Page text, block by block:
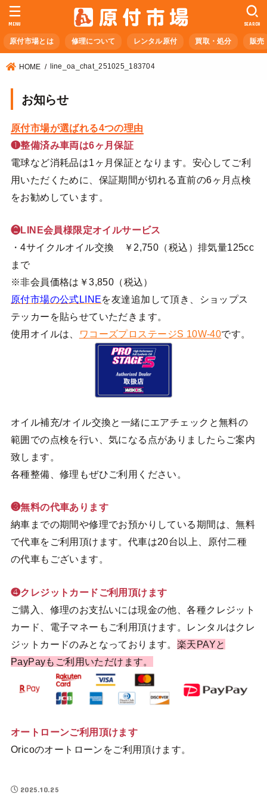
原付市場とは 修理について レンタル原付 買取・処分 販売
SEARCH
MENU
HOME line_oa_chat_251025_183704
お知らせ
原付市場が選ばれる4つの理由
❶整備済み車両は6ヶ月保証
電球など消耗品は1ヶ月保証となります。安心してご利
用いただくために、保証期間が切れる直前の6ヶ月点検
をお勧めしています。
❷LINE会員様限定オイルサービス
・4サイクルオイル交換 ￥2,750（税込）排気量125cc
まで
※非会員価格は￥3,850（税込）
原付市場の公式LINEを友達追加して頂き、ショップス
テッカーを貼らせていただきます。
使用オイルは、
ワコーズプロステージS 10W-40です。
オイル補充/オイル交換と一緒にエアチェックと無料の
範囲での点検を行い、気になる点がありましたらご案内
致します。
各種整備、修理もぜひご利用ください。
❸無料の代車あります
納車までの期間や修理でお預かりしている期間は、無料
で代車をご利用頂けます。代車は20台以上、原付二種
の代車もございます。
❹クレジットカードご利用頂けます
ご購入、修理のお支払いには現金の他、各種クレジット
カード、電子マネーもご利用頂けます。レンタルはクレ
ジットカードのみとなっております。 楽天PAYと
PayPayもご利用いただけます。
オートローンご利用頂けます
Oricoのオートローンをご利用頂けます。
2025.10.25